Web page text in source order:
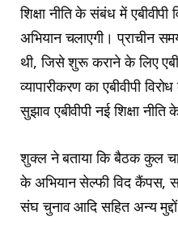
शिक्षा नीति के संबंध में
अभियान चलाएगी। प्राचीन
थी, जिसे शुरू कराने के लिए
व्यापारीकरण का एबीवीपी
सुझाव एबीवीपी नई शिक्षा
शुक्ल ने बताया कि बैठक कुल
के अभियान सेल्फी विद कैंपस,
संघ चुनाव आदि सहित अन्य